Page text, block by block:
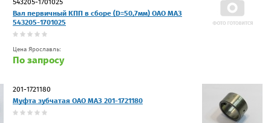
Вал первичный КПП в сборе (D=50,7мм) ОАО МАЗ
543205-1701025
Цена Ярославль:
По запросу
201-1721180
Муфта зубчатая ОАО МАЗ 201-1721180